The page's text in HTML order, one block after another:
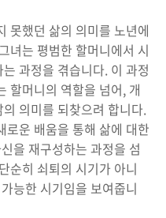
못했던 삶의 의미를 노년에
녀는 평범한 할머니에서 시
과정을 겪습니다. 이 과정
할머니의 역할을 넘어, 개
의미를 되찾으려 합니다.
로운 배움을 통해 삶에 대한
을 재구성하는 과정을 섬
순히 쇠퇴의 시기가 아니
능한 시기임을 보여줍니